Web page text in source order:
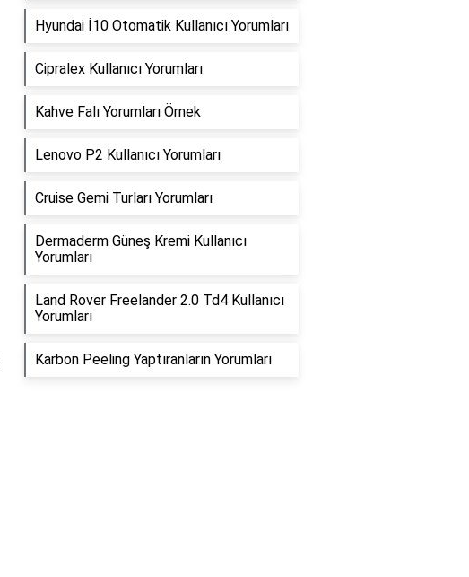
Hyundai İ10 Otomatik Kullanıcı Yorumları
Cipralex Kullanıcı Yorumları
Kahve Falı Yorumları Örnek
Lenovo P2 Kullanıcı Yorumları
Cruise Gemi Turları Yorumları
Dermaderm Güneş Kremi Kullanıcı
Yorumları
Land Rover Freelander 2.0 Td4 Kullanıcı
Yorumları
Karbon Peeling Yaptıranların Yorumları